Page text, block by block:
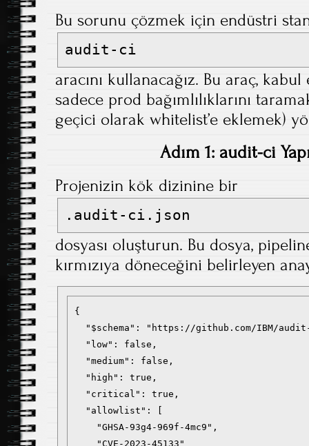
Bu sorunu çözmek için endüstri
audit-ci
aracını kullanacağız. Bu araç,
sadece prod bağımlılıklarını
geçici olarak whitelist’e eklemek)
Adım 1: audit-ci
Projenizin kök dizinine bir
.audit-ci.json
dosyası oluşturun. Bu dosya,
kırmızıya döneceğini belirleyen
{
"$schema": "https://github.com/IBM/
  "low": false,
  "medium": false,
  "high": true,
  "critical": true,
  "allowlist": [
    "GHSA-93g4-969f-4mc9",
    "CVE-2023-45133"